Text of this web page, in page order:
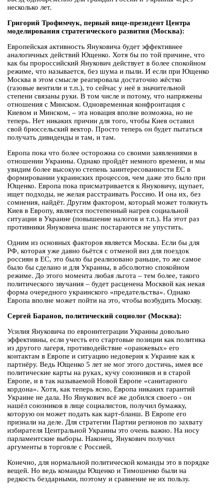
несколько лет.
Григорий Трофимчук, первый вице-президент Центра
моделирования стратегического развития (Москва):
Европейская активность Януковича будет эффективнее
аналогичных действий Ющенко. Хотя бы по той причине, что
как бы пророссийский Янукович действует в более спокойном
режиме, что называется, без шума и пыли. И если при Ющенко
Москва в этом смысле реагировала достаточно жёстко
(газовые вентили и т.п.), то сейчас у неё в значительной
степени связаны руки. В том числе и потому, что напряжены
отношения с Минском. Одновременная конфронтация с
Киевом и Минском, – эта новация вполне возможна, но не
теперь. Нет никаких причин для того, чтобы Киев оставил
свой брюссельский вектор. Просто теперь он будет пытаться
получать дивиденды и там, и там.
Европа пока что более осторожна со своими заявлениями в
отношении Украины. Однако пройдёт немного времени, и мы
увидим более высокую степень заинтересованности ЕС в
формировании украинских процессов, чем даже это было при
Ющенко. Европа пока присматривается к Януковичу, щупает,
ищет подходы, не желая расстраивать Россию. И она их, без
сомнения, найдёт. Другим фактором, который может толкнуть
Киев в Европу, является постепенный нагрев социальной
ситуации в Украине (повышение налогов и т.п.). На этот раз
противники Януковича шанс постараются не упустить.
Одним из основных факторов является Москва. Если бы для
РФ, которая уже давно бьётся с отменой виз для поездок
россиян в ЕС, это было бы реализовано раньше, то же самое
было бы сделано и для Украины, в абсолютно спокойном
режиме. До этого момента любая льгота – тем более, такого
политического звучания – будет расценена Москвой как некая
форма очередного украинского «предательства». Однако
Европа вполне может пойти на это, чтобы возбудить Москву.
Сергей Баранов, политический социолог (Москва):
Усилия Януковича по евроинтеграции Украины довольно
эффективны, если учесть его стартовые позиции как политика
из другого лагеря, противодействие «оранжевых» его
контактам в Европе и ситуацию недоверия к Украине как к
партнёру. Ведь Ющенко 5 лет не мог этого достичь, имея все
политические карты на руках, кучу союзников и в старой
Европе, и в так называемой Новой Европе «санитарного
кордона». Хотя, как теперь ясно, Европа никаких гарантий
Украине не дала. Но Янукович всё же добился своего - он
нашёл союзников в лице социалистов, получил бумажку,
которую он может подать как карт-бланш. В Европе его
признали на деле. Для стратегии Партии регионов по захвату
избирателя Центральной Украины это очень важно. На носу
парламентские выборы. Наконец, Янукович получил
аргументы в торговле с Россией.
Конечно, для нормальной политической команды это в порядке
вещей. Но ведь команды Ющенко и Тимошенко были на
редкость бездарными, поэтому и сравнение не их пользу.